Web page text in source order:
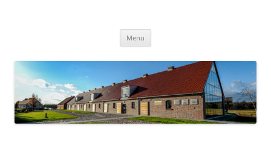
Ekologicznej w Zalesiu
Menu